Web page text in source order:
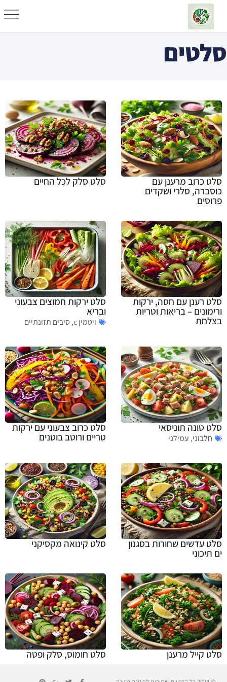
סלטים
סלט כרוב מרענן עם
כוסברה, סלרי ושקדים
פרוסים
סלט סלק לכל החיים
סלט רענן עם חסה, ירקות
ורימונים – בריאות וטריות
בצלחת
סלט ירקות חמוצים צבעוני
ובריא
ויטמין c ,סיבים תזונתיים
סלט טונה תוניסאי
חלבוני, עמילני
סלט כרוב צבעוני עם ירקות
טריים ורוטב בוטנים
סלט עדשים שחורות בסגנון
ים תיכוני
סלט קינואה מקסיקני
סלט קייל מרענן סלט חומוס, סלק ופטה